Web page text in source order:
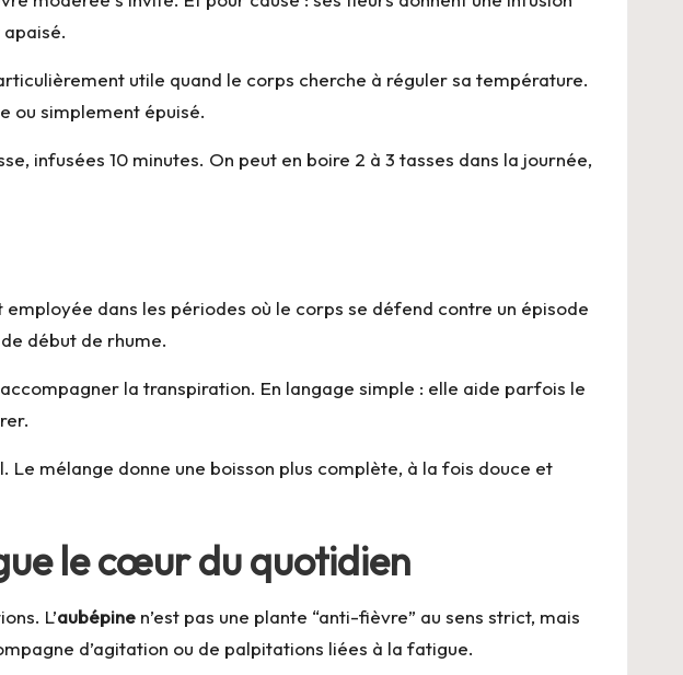
utile quand le corps cherche à réguler sa température.
ou simplement épuisé.
infusées 10 minutes. On peut en boire 2 à 3 tasses dans la journée,
dans les périodes où le corps se défend contre un épisode
début de rhume.
la transpiration. En langage simple : elle aide parfois le
mélange donne une boisson plus complète, à la fois douce et
le cœur du quotidien
L’aubépine n’est pas une plante “anti-fièvre” au sens strict, mais
d’agitation ou de palpitations liées à la fatigue.